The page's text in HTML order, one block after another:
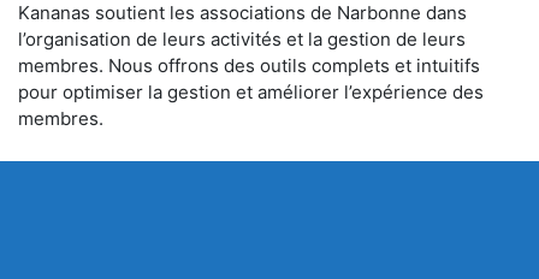
Kananas soutient les associations de Narbonne dans
l’organisation de leurs activités et la gestion de leurs
membres. Nous offrons des outils complets et intuitifs
pour optimiser la gestion et améliorer l’expérience des
membres.